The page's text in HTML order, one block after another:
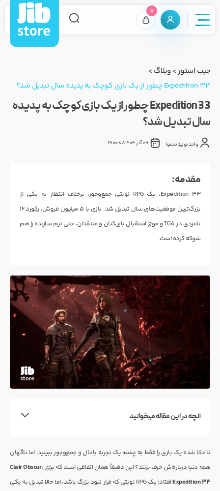
0
جیب استور>وبلاگ >
Expedition 33 چطور از یک بازی کوچک به پدیده سال تبدیل شد؟
Expedition 33 چطور از یک بازی کوچک به پدیده
سال تبدیل شد؟
واحد تولید محتوا 09 آذر 1404 19:00:08
مقدمه :
Expedition 33، یک RPG نوبتی جمع‌وجور، برخلاف انتظار به یکی از
بزرگ‌ترین موفقیت‌های سال تبدیل شد. بازی با ۵ میلیون فروش، رکورد ۱۲
نامزدی در TGA و موج استقبال بازیکنان و منتقدان، حتی تیم سازنده را هم
شوکه کرده است.
آنچه در این مقاله میخوانید
تا حالا شده یک بازی را فقط به چشم یک تجربه باحال و جمع‌وجور ببینید، اما ناگهان
همه دنیا درباره‌اش حرف بزنند؟ این دقیقاً همان اتفاقی است که برای Clair Obscur:
Expedition 33
افتاد؛ یک RPG نوبتی که قرار نبود بزرگ باشد، اما حالا تبدیل به یکی